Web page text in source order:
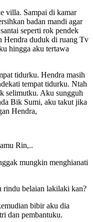
villa. Sampai di kamar
badan mandi agar
seperti rok pendek
Hendra duduk di ruang Tv
hingga aku tertawa
tidurku. Hendra masih
tempat tidurku. Ntah
selimutku. Aku sungguh
Bik Sumi, aku takut jika
Hendra,
Rin,..
mungkin menghianati
rindu belaian lakilaki kan?
bibir aku dia
dan pembantuku.